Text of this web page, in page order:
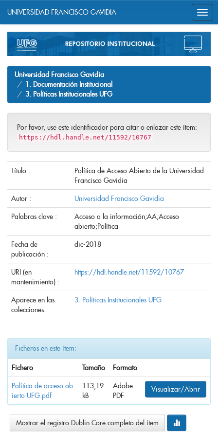
navigation
UNIVERSIDAD FRANCISCO GAVIDIA
Universidad Francisco Gavidia
1. Documentación Institucional
3. Políticas Institucionales UFG
Por favor, use este identificador para citar o enlazar este ítem:
https://hdl.handle.net/11592/10767
Título :
Política de Acceso Abierto de la Universidad
Francisco Gavidia
Autor : Universidad Francisco Gavidia
Palabras clave :
Acceso a la información;AA;Acceso
abierto;Política
Fecha de
publicación :
dic-2018
URI (en
mantenimiento) :
https://hdl.handle.net/11592/10767
Aparece en las
colecciones:
3. Políticas Institucionales UFG
Ficheros en este ítem:
Fichero Tamaño Formato
Política de acceso ab
ierto UFG.pdf
113,19
kB
Adobe
PDF
Visualizar/Abrir
Mostrar el registro Dublin Core completo del ítem